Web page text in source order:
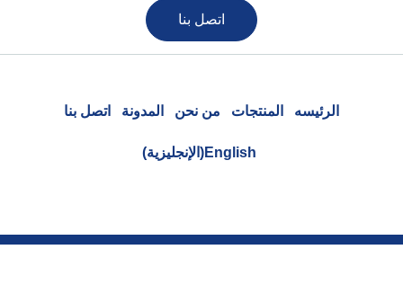
اتصل بنا
الرئيسه المنتجات من نحن المدونة اتصل بنا
English
(الإنجليزية)